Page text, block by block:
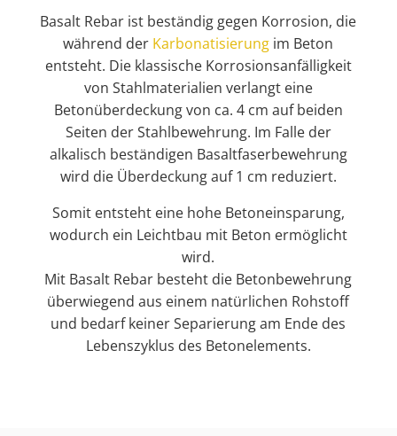
Basalt Rebar ist beständig gegen Korrosion, die
während der Karbonatisierung im Beton
entsteht. Die klassische Korrosionsanfälligkeit
von Stahlmaterialien verlangt eine
Betonüberdeckung von ca. 4 cm auf beiden
Seiten der Stahlbewehrung. Im Falle der
alkalisch beständigen Basaltfaserbewehrung
wird die Überdeckung auf 1 cm reduziert.
Somit entsteht eine hohe Betoneinsparung,
wodurch ein Leichtbau mit Beton ermöglicht
wird.
Mit Basalt Rebar besteht die Betonbewehrung
überwiegend aus einem natürlichen Rohstoff
und bedarf keiner Separierung am Ende des
Lebenszyklus des Betonelements.